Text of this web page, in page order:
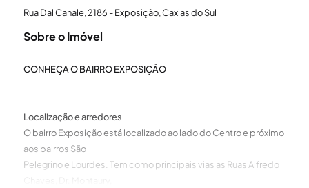
Rua Dal Canale, 2186 - Exposição, Caxias do Sul
Sobre o Imóvel
CONHEÇA O BAIRRO EXPOSIÇÃO
Localização e arredores
O bairro Exposição está localizado ao lado do Centro e próximo
aos bairros São
Pelegrino e Lourdes. Tem como principais vias as Ruas Alfredo